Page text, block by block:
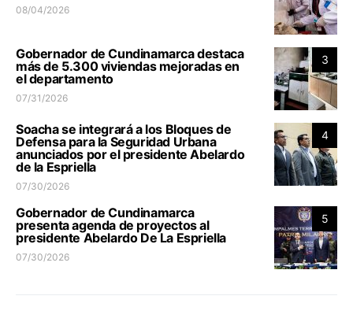
08/04/2026
3
Gobernador de Cundinamarca destaca
más de 5.300 viviendas mejoradas en
el departamento
07/31/2026
4
Soacha se integrará a los Bloques de
Defensa para la Seguridad Urbana
anunciados por el presidente Abelardo
de la Espriella
07/30/2026
5
Gobernador de Cundinamarca
presenta agenda de proyectos al
presidente Abelardo De La Espriella
07/30/2026